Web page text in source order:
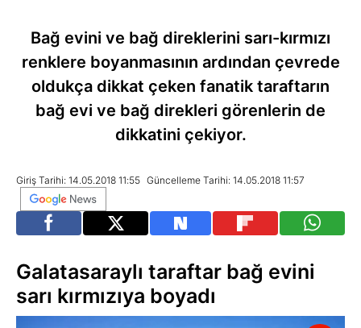
Bağ evini ve bağ direklerini sarı-kırmızı
renklere boyanmasının ardından çevrede
oldukça dikkat çeken fanatik taraftarın
bağ evi ve bağ direkleri görenlerin de
dikkatini çekiyor.
Giriş Tarihi: 14.05.2018 11:55 Güncelleme Tarihi: 14.05.2018 11:57
Galatasaraylı taraftar bağ evini
sarı kırmızıya boyadı